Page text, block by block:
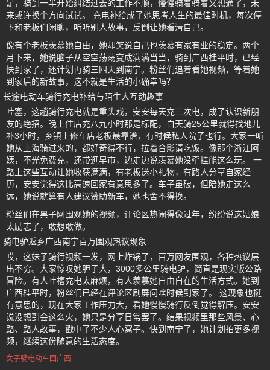
足，骑到一半开始纠结过去的工作不顺，慢慢骑着骑着又想通了，未
来或许换个方向试试。 充电补给成了她思考人生的最佳时机，每次停
下和老板们闲聊，听听别人故事，反倒让她看清自己。
像有个老板羡慕她自由，她却笑说自己也羡慕有家有业的稳定。两个
月下来，她说脑子从空空荡荡变成满满当当，骑到广西桂平时，已经
快到家了，还计划再骑三四天到南宁。粉丝们追着看她视频，等着她
到家后的新故事，这不就是生活的小确幸吗？
长途电动车骑行充电补给与陌生人互动趣事
哇塞，这趟骑行充电就是重头戏，安安每天充三次电，成了认识新朋
友的绝招。晚上住店充八九小时那是标配，白天骑25公里就得找地儿
补3小时，乡镇上修车店老板最靠谱，有时候私人院子也行。大家一听
她从上海骑过来的，都好奇得不行，拉着合影请吃饭。像那个浙江阿
姨，不光免费充，还带逛早市，边走边说羡慕她没牵挂能这么玩。 一
路上这些互动让她收获满满，有老板送小礼物，有路人分享自家经
历，安安觉得这比高速回家有意思多了。车子虽破，但陪她走这么
远，她说就算有人建议赞助新车，她也舍不得换。
粉丝们在黑子网围观她的视频，评论区热闹得像过年，纷纷说这姑娘
太励志了，敢想敢做。
骑电驴返乡广西南宁百万围观热议现象
哎，这妹子骑行视频一发，网上炸锅了，百万网友围观，各种热议层
出不穷。大家惊叹她胆子大，3000多公里骑电驴，简直是现实版公路
冒险。有人吐槽充电太麻烦，有人羡慕她自由自在的生活方式。她到
广西桂平时，粉丝们已经在评论区刷屏问啥时候到家了。 这现象也挺
有意思的，现在大家工作压力大，看她慢慢骑行反倒觉得解压。安安
说没想到会这么火，她只是分享日常罢了。结果视频里那些风景、心
路、路人故事，戳中了不少人心窝子。快到南宁了，她计划拍更多视
频，继续这份随意的生活态度。
女子骑电动车回广西